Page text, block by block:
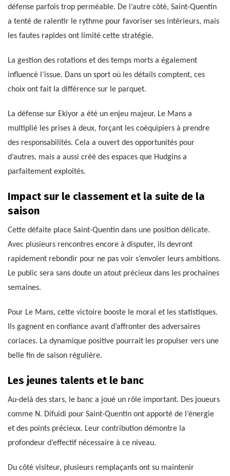
défense parfois trop perméable. De l’autre côté, Saint-Quentin
a tenté de ralentir le rythme pour favoriser ses intérieurs, mais
les fautes rapides ont limité cette stratégie.
La gestion des rotations et des temps morts a également
influencé l’issue. Dans un sport où les détails comptent, ces
choix ont fait la différence sur le parquet.
La défense sur Ekiyor a été un enjeu majeur. Le Mans a
multiplié les prises à deux, forçant les coéquipiers à prendre
des responsabilités. Cela a ouvert des opportunités pour
d’autres, mais a aussi créé des espaces que Hudgins a
parfaitement exploités.
Impact sur le classement et la suite de la
saison
Cette défaite place Saint-Quentin dans une position délicate.
Avec plusieurs rencontres encore à disputer, ils devront
rapidement rebondir pour ne pas voir s’envoler leurs ambitions.
Le public sera sans doute un atout précieux dans les prochaines
semaines.
Pour Le Mans, cette victoire booste le moral et les statistiques.
Ils gagnent en confiance avant d’affronter des adversaires
coriaces. La dynamique positive pourrait les propulser vers une
belle fin de saison régulière.
Les jeunes talents et le banc
Au-delà des stars, le banc a joué un rôle important. Des joueurs
comme N. Difuidi pour Saint-Quentin ont apporté de l’énergie
et des points précieux. Leur contribution démontre la
profondeur d’effectif nécessaire à ce niveau.
Du côté visiteur, plusieurs remplaçants ont su maintenir